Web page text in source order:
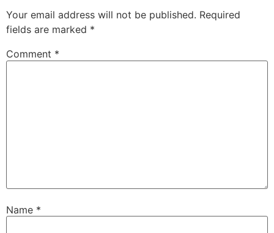
Your email address will not be published. Required
fields are marked *
Comment *
Name *